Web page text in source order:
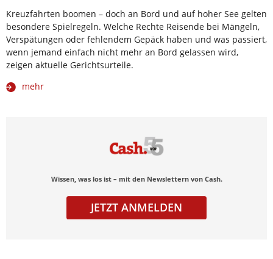
Kreuzfahrten boomen – doch an Bord und auf hoher See gelten
besondere Spielregeln. Welche Rechte Reisende bei Mängeln,
Verspätungen oder fehlendem Gepäck haben und was passiert,
wenn jemand einfach nicht mehr an Bord gelassen wird,
zeigen aktuelle Gerichtsurteile.
mehr
Wissen, was los ist – mit den Newslettern von Cash.
JETZT ANMELDEN